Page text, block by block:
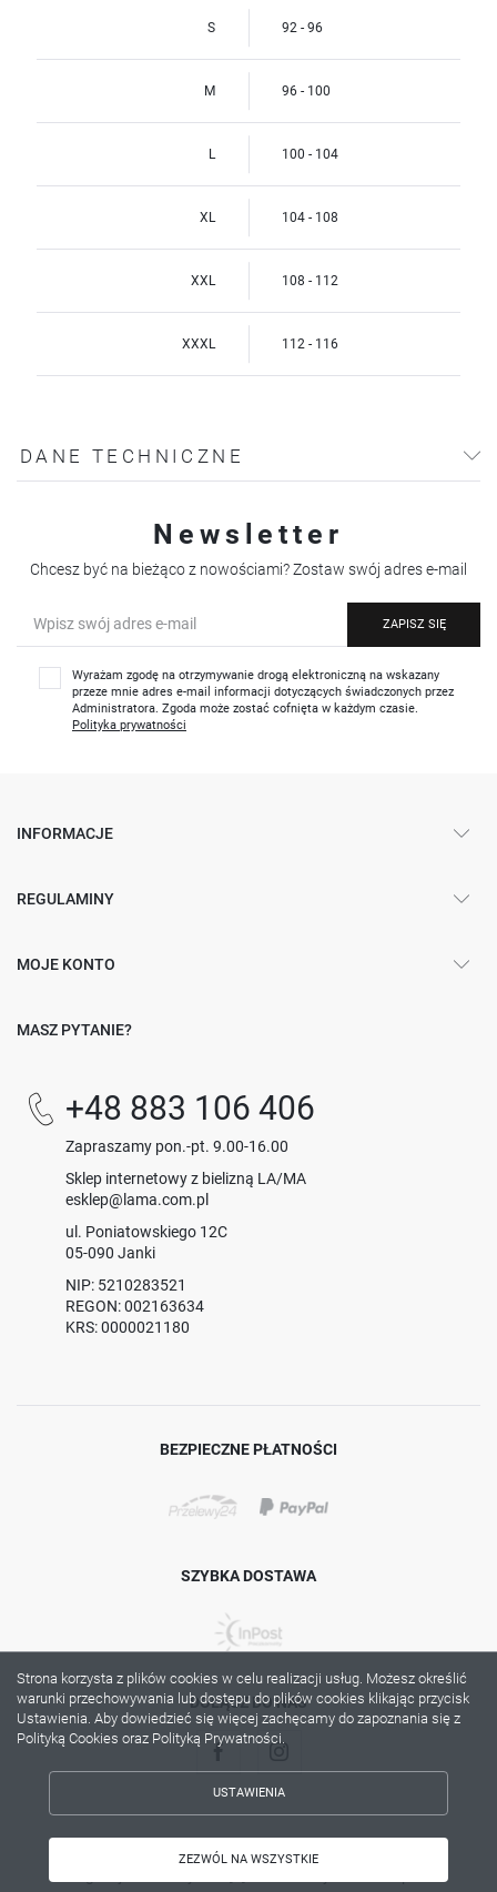
S 92 - 96
M 96 - 100
L 100 - 104
XL 104 - 108
XXL 108 - 112
XXXL 112 - 116
DANE TECHNICZNE
Newsletter
Chcesz być na bieżąco z nowościami? Zostaw swój adres e-mail
ZAPISZ SIĘ
Wyrażam zgodę na otrzymywanie drogą elektroniczną na wskazany
przeze mnie adres e-mail informacji dotyczących świadczonych przez
Administratora. Zgoda może zostać cofnięta w każdym czasie.
Polityka prywatności
INFORMACJE
REGULAMINY
MOJE KONTO
MASZ PYTANIE?
+48 883 106 406
Zapraszamy pon.-pt. 9.00-16.00
Sklep internetowy z bielizną LA/MA
esklep@lama.com.pl
ul. Poniatowskiego 12C
05-090 Janki
NIP: 5210283521
REGON: 002163634
KRS: 0000021180
BEZPIECZNE PŁATNOŚCI
SZYBKA DOSTAWA
DOŁĄCZ DO NAS
Copyright by lama.com.pl
Strona korzysta z plików cookies w celu realizacji usług. Możesz określić
warunki przechowywania lub dostępu do plików cookies klikając przycisk
Ustawienia. Aby dowiedzieć się więcej zachęcamy do zapoznania się z
Polityką Cookies oraz Polityką Prywatności.
USTAWIENIA
ZEZWÓL NA WSZYSTKIE
ZEZWÓL NA WSZYSTKIE